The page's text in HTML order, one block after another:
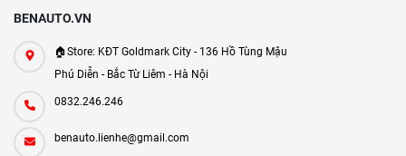
BENAUTO.VN
🏠Store: KĐT Goldmark City - 136 Hồ Tùng Mậu
Phú Diễn - Bắc Từ Liêm - Hà Nội
0832.246.246
benauto.lienhe@gmail.com